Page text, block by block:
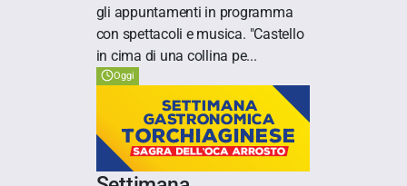
gli appuntamenti in programma
con spettacoli e musica. "Castello
in cima di una collina pe...
Oggi